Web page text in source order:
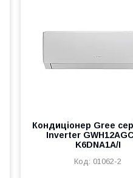
Кондиціонер Gree
Inverter
K6DNA1A/I
01062-2